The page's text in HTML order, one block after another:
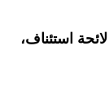
استئناف،